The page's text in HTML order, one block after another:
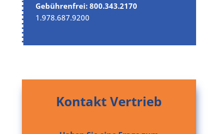
Gebührenfrei: 800.343.2170
1.978.687.9200
Kontakt Vertrieb